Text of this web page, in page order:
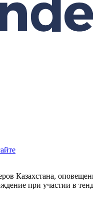
Казахстана,
при участии в